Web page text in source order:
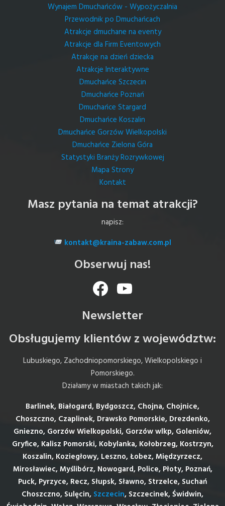
Wynajem Dmuchańców - Wypożyczalnia
Przewodnik po Dmuchańcach
Atrakcje dmuchane na eventy
Atrakcje dla Firm Eventowych
Atrakcje na dzień dziecka
Atrakcje Interaktywne
Dmuchańce Szczecin
Dmuchańce Poznań
Dmuchańce Stargard
Dmuchańce Koszalin
Dmuchańce Gorzów Wielkopolski
Dmuchańce Zielona Góra
Statystyki Branży Rozrywkowej
Mapa Strony
Kontakt
Masz pytania na temat atrakcji?
napisz:
kontakt@kraina-zabaw.com.pl
Obserwuj nas!
FacebookYouTube
Newsletter
Obsługujemy klientów z województw:
Lubuskiego, Zachodniopomorskiego, Wielkopolskiego i
Pomorskiego.
Działamy w miastach takich jak:
Barlinek, Białogard, Bydgoszcz, Chojna, Chojnice,
Choszczno, Czaplinek, Drawsko Pomorskie, Drezdenko,
Gniezno, Gorzów Wielkopolski, Gorzów wlkp, Goleniów,
Gryfice, Kalisz Pomorski, Kobylanka, Kołobrzeg, Kostrzyn,
Koszalin, Koziegłowy, Leszno, Łobez, Międzyrzecz,
Mirosławiec, Myślibórz, Nowogard, Police, Płoty, Poznań,
Puck, Pyrzyce, Recz, Słupsk, Sławno, Strzelce, Suchań
Choszczno, Sulęcin, Szczecin, Szczecinek, Świdwin,